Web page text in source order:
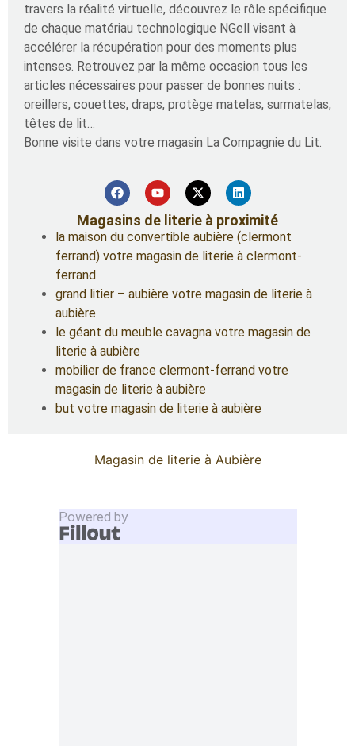
travers la réalité virtuelle, découvrez le rôle spécifique
de chaque matériau technologique NGell visant à
accélérer la récupération pour des moments plus
intenses. Retrouvez par la même occasion tous les
articles nécessaires pour passer de bonnes nuits :
oreillers, couettes, draps, protège matelas, surmatelas,
têtes de lit…
Bonne visite dans votre magasin La Compagnie du Lit.
Magasins de literie à proximité
la maison du convertible aubière (clermont
ferrand) votre magasin de literie à clermont-
ferrand
grand litier – aubière votre magasin de literie à
aubière
le géant du meuble cavagna votre magasin de
literie à aubière
mobilier de france clermont-ferrand votre
magasin de literie à aubière
but votre magasin de literie à aubière
Magasin de literie à Aubière